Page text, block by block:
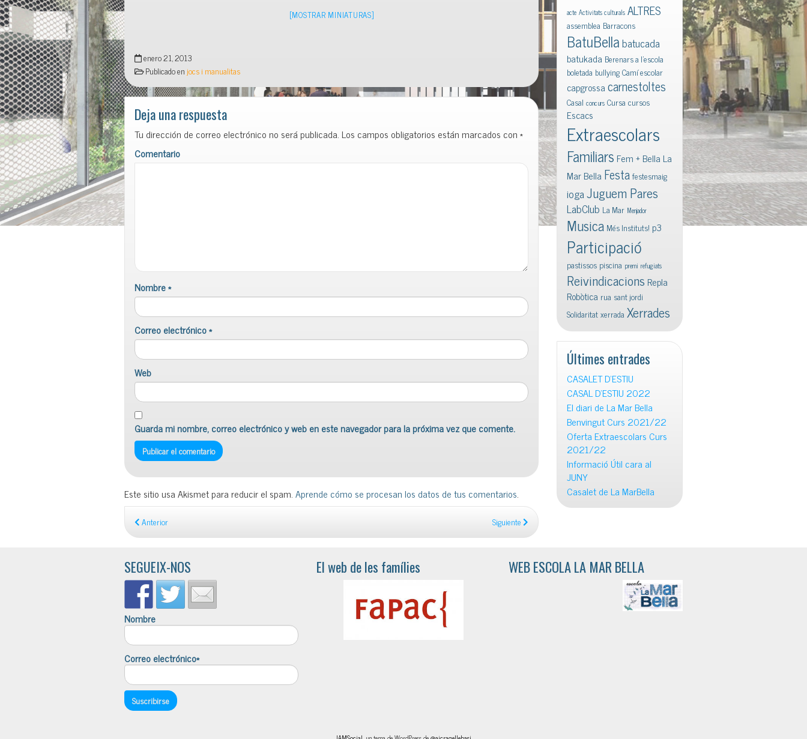
[MOSTRAR MINIATURAS]
enero 21, 2013
Publicado en jocs i manualitas
Deja una respuesta
Tu dirección de correo electrónico no será publicada. Los campos obligatorios están marcados con*
Comentario
Nombre*
Correo electrónico*
Web
Guarda mi nombre, correo electrónico y web en este navegador para la próxima vez que comente.
Este sitio usa Akismet para reducir el spam.Aprende cómo se procesan los datos de tus comentarios.
Anterior Siguiente
acte Activitats culturals ALTRES
assemblea Barracons
BatuBellabatucada
batukada Berenars a l'escola
boletada bullyingCamí escolar
capgrossacarnestoltes
Casal concurs Cursa cursos
Escacs
Extraescolars
Familiars Fem + Bella La
Mar Bella Festafestesmaig
iogaJuguem Pares
LabClub La Mar Menjador
Musica Més Instituts! p3
Participació
pastissos piscina premi refugiats
Reivindicacions Repla
Robòtica rua sant jordi
Solidaritatxerrada Xerrades
Últimes entrades
CASALET D’ESTIU
CASAL D’ESTIU 2022
El diari de La Mar Bella
Benvingut Curs 2021/22
Oferta Extraescolars Curs
2021/22
Informació Útil cara al
JUNY
Casalet de La MarBella
SEGUEIX-NOS
Nombre
Correo electrónico*
El web de les famílies WEB ESCOLA LA MAR BELLA